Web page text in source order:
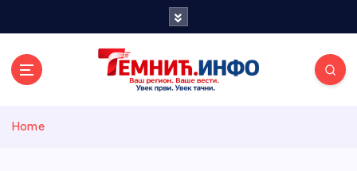
Home